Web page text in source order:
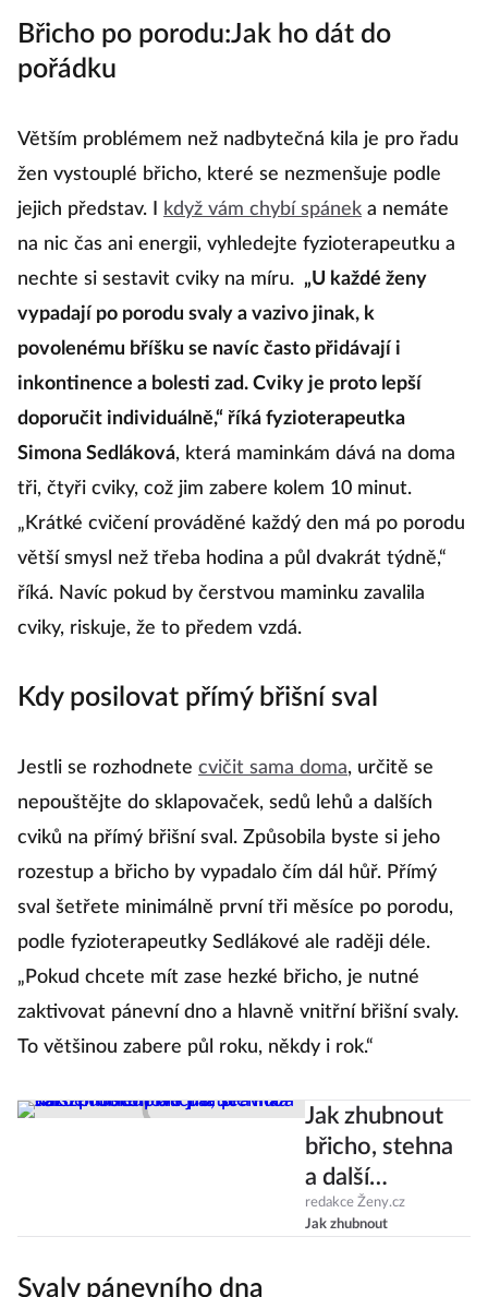
Břicho po porodu:Jak ho dát do
pořádku
Větším problémem než nadbytečná kila je pro řadu
žen vystouplé břicho, které se nezmenšuje podle
jejich představ. I
když vám chybí spánek a nemáte
na nic čas ani energii, vyhledejte fyzioterapeutku a
nechte si sestavit cviky na míru. „U každé ženy
vypadají po porodu svaly a vazivo jinak, k
povolenému bříšku se navíc často přidávají i
inkontinence a bolesti zad. Cviky je proto lepší
doporučit individuálně,“ říká fyzioterapeutka
Simona Sedláková, která maminkám dává na doma
tři, čtyři cviky, což jim zabere kolem 10 minut.
„Krátké cvičení prováděné každý den má po porodu
větší smysl než třeba hodina a půl dvakrát týdně,“
říká. Navíc pokud by čerstvou maminku zavalila
cviky, riskuje, že to předem vzdá.
Kdy posilovat přímý břišní sval
Jestli se rozhodnete cvičit sama doma, určitě se
nepouštějte do sklapovaček, sedů lehů a dalších
cviků na přímý břišní sval. Způsobila byste si jeho
rozestup a břicho by vypadalo čím dál hůř. Přímý
sval šetřete minimálně první tři měsíce po porodu,
podle fyzioterapeutky Sedlákové ale raději déle.
„Pokud chcete mít zase hezké břicho, je nutné
zaktivovat pánevní dno a hlavně vnitřní břišní svaly.
To většinou zabere půl roku, někdy i rok.“
Jak zhubnout
břicho, stehna
a další
problémové
partie? Pro
redakce Ženy.cz
Jak zhubnout
Svaly pánevního dna